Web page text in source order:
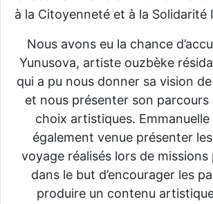
à la Citoyenneté et à la Solidarité
Nous avons eu la chance
Yunusova, artiste ouzbèke
qui a pu nous donner sa vision de
et nous présenter son parcours
choix artistiques.
également venue présenter
voyage réalisés lors de missions
dans le but d’encourager les
produire un contenu